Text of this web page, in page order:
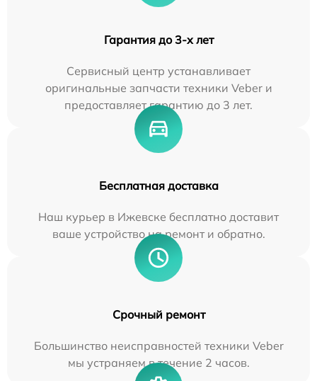
Гарантия до 3-х лет
Сервисный центр устанавливает
оригинальные запчасти техники Veber и
предоставляет гарантию до 3 лет.
Бесплатная доставка
Наш курьер в Ижевске бесплатно доставит
ваше устройство на ремонт и обратно.
Срочный ремонт
Большинство неисправностей техники Veber
мы устраняем в течение 2 часов.